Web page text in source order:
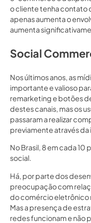
o cliente tenha contato
apenas aumenta o
aumenta
Social
Nos últimos anos, as
importante e valioso
remarketing e botões
destes canais, mas os
passaram a realizar
previamente através
No Brasil, 8 em cada
social.
Há, por parte dos
preocupação com
do comércio eletrônico
Mas a presença de
redes funcionam e não